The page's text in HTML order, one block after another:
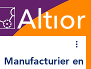
Manufacturier en